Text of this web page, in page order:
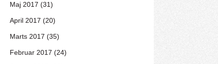
Maj 2017 (31)
April 2017 (20)
Marts 2017 (35)
Februar 2017 (24)